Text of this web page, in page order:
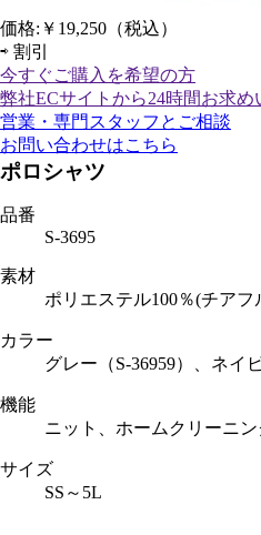
価格: ￥19,250 （税込）
⇨ 割引
今すぐご購入 を希望の方
弊社ECサイトから24時間お求め
営業・専門スタッフとご相談
お問い合わせはこちら
ポロシャツ
品番
S-3695
素材
ポリエステル100％(チアフ
カラー
グレー（S-36959）、ネイ
機能
ニット、ホームクリーニン
サイズ
SS～5L